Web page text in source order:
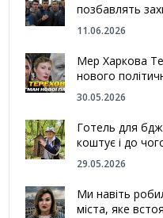
позбавлять
11.06.2026
Мер Харкова
нового
30.05.2026
Готель для
коштує і до
29.05.2026
Ми навіть
міста, яке